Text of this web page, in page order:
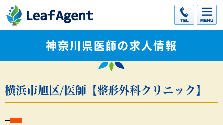
神奈川県医師の求人情報
横浜市旭区/医師【整形外科クリニック】